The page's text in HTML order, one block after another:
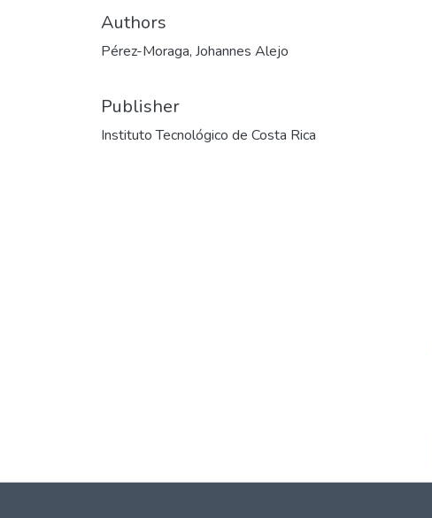
Authors
Pérez-Moraga, Johannes Alejo
Publisher
Instituto Tecnológico de Costa Rica